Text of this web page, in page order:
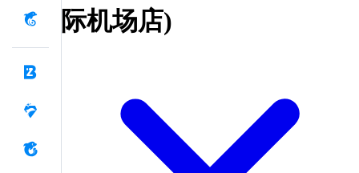
际机场店)